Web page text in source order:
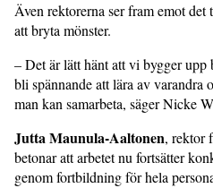
Även rektorerna ser fram emot det
att bryta mönster.
– Det är lätt hänt att vi bygger upp
bli spän­nande att lära av varandra
man kan samarbeta, säger Nicke
Jutta Maunula-Aaltonen, rektor
betonar att arbetet nu fortsätter
genom fortbildning för hela